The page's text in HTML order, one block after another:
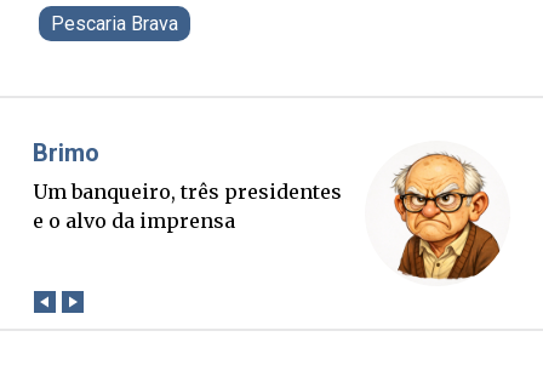
Pescaria Brava
três presidentes
Misael Elias
O Boato corre
verdade. Mas
conta?